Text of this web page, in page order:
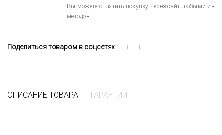
Вы можете оплатить покупку через сайт любыми из
методов
Поделиться товаром в соцсетях :
ОПИСАНИЕ ТОВАРА ГАРАНТИИ